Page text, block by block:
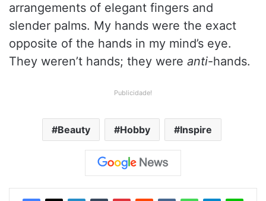
arrangements of elegant fingers and
slender palms. My hands were the exact
opposite of the hands in my mind’s eye.
They weren’t hands; they were anti-hands.
Publicidade!
Beauty Hobby Inspire